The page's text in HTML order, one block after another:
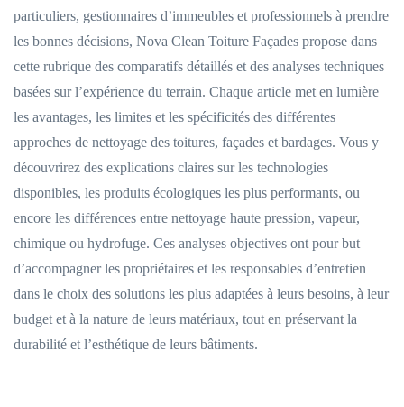
particuliers, gestionnaires d’immeubles et professionnels à prendre
les bonnes décisions, Nova Clean Toiture Façades propose dans
cette rubrique des comparatifs détaillés et des analyses techniques
basées sur l’expérience du terrain. Chaque article met en lumière
les avantages, les limites et les spécificités des différentes
approches de nettoyage des toitures, façades et bardages. Vous y
découvrirez des explications claires sur les technologies
disponibles, les produits écologiques les plus performants, ou
encore les différences entre nettoyage haute pression, vapeur,
chimique ou hydrofuge. Ces analyses objectives ont pour but
d’accompagner les propriétaires et les responsables d’entretien
dans le choix des solutions les plus adaptées à leurs besoins, à leur
budget et à la nature de leurs matériaux, tout en préservant la
durabilité et l’esthétique de leurs bâtiments.